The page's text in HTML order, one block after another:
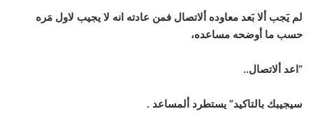
لم يَجب ألا بَعد معاوده ألاتصال فمن عادته انه لا يجيب لاول مَره
حسب ما أوضحه مساعده،
“اعد ألاتصال..
سيجيبك بالتاكيد” يستطرد ألمساعد .